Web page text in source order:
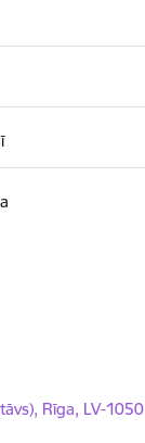
Rīga, LV-1050